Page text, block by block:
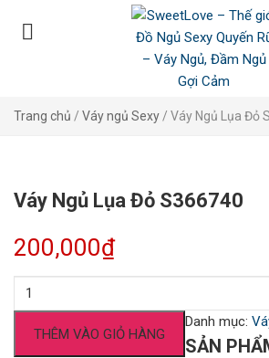
Trang chủ / Váy ngủ Sexy / Váy Ngủ Lụa Đỏ
Váy Ngủ Lụa Đỏ S366740
200,000₫
Váy Ngủ Lụa Đỏ S366740 số lượng
THÊM VÀO GIỎ HÀNG
Danh mục:
SẢN